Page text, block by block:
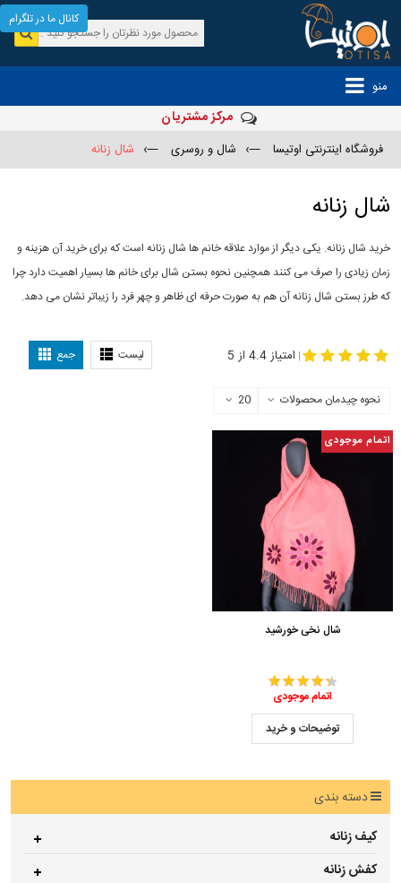
منو
مرکز مشتریان
فروشگاه اینترنتی اوتیسا —› شال و روسری —› شال زنانه
شال زنانه
خرید شال زنانه. یکی دیگر از موارد علاقه خانم ها شال زنانه است که برای خرید آن هزینه و
زمان زیادی را صرف می کنند همچنین نحوه بستن شال برای خانم ها بسیار اهمیت دارد چرا
که طرز بستن شال زنانه آن هم به صورت حرفه ای ظاهر و چهر فرد را زیباتر نشان می دهد.
لیست جمع | امتیاز 4.4 از 5
نحوه چیدمان محصولات 20
اتمام موجودی
شال نخی خورشید
اتمام موجودی
توضیحات و خرید
دسته بندی
کیف زنانه
کفش زنانه
کانال ما در تلگرام